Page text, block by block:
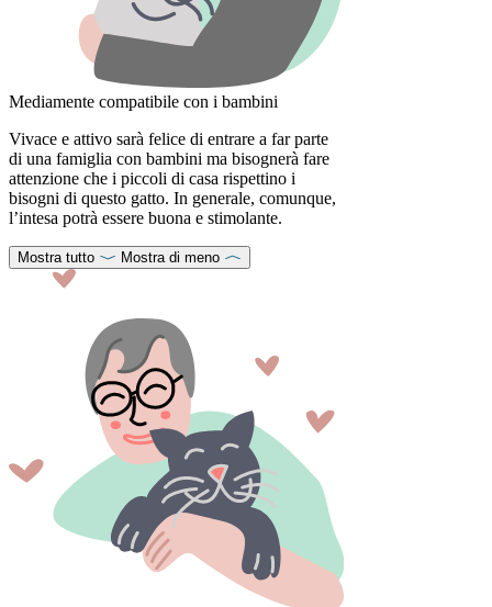
Mediamente compatibile con i bambini
Vivace e attivo sarà felice di entrare a far parte
di una famiglia con bambini ma bisognerà fare
attenzione che i piccoli di casa rispettino i
bisogni di questo gatto. In generale, comunque,
l’intesa potrà essere buona e stimolante.
Mostra tutto Mostra di meno